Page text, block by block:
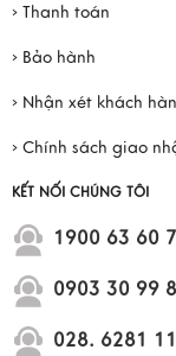
› Thanh toán
› Bảo hành
› Nhận xét khách
› Chính sách giao
KẾT NỐI CHÚNG TÔI
1900 63 60
0903 30 99
028. 6281